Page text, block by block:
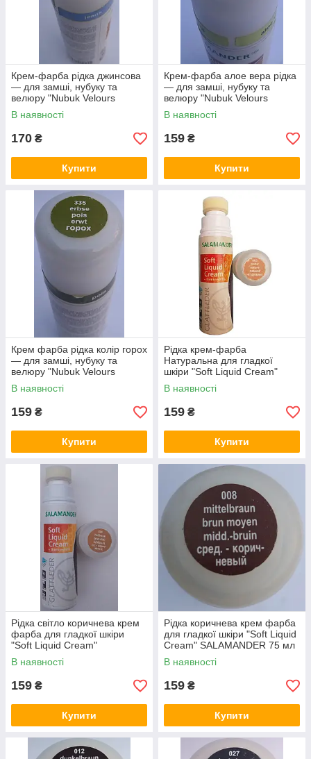
Крем-фарба рідка джинсова
— для замші, нубуку та
велюру "Nubuk Velours
Liquid" SALAMANDER 75 мл
В наявності
170 ₴
Купити
Крем-фарба алое вера рідка
— для замші, нубуку та
велюру "Nubuk Velours
Liquid" SALAMANDER 75 мл
В наявності
159 ₴
Купити
Крем фарба рідка колір горох
— для замші, нубуку та
велюру "Nubuk Velours
Liquid" SALAMANDER 75 мл
В наявності
159 ₴
Купити
Рідка крем-фарба
Натуральна для гладкої
шкіри "Soft Liquid Cream"
SALAMANDER 75 мл з
воском
В наявності
159 ₴
Купити
Рідка світло коричнева крем
фарба для гладкої шкіри
"Soft Liquid Cream"
SALAMANDER 75 мл c з
воском
В наявності
159 ₴
Купити
Рідка коричнева крем фарба
для гладкої шкіри "Soft Liquid
Cream" SALAMANDER 75 мл
з воском
В наявності
159 ₴
Купити